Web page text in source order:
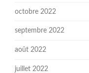
octobre 2022
septembre 2022
août 2022
juillet 2022